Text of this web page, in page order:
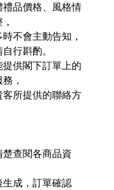
品價格、風格情
不會主動告知，
行斟酌。
供閣下訂單上的
，
所提供的聯絡方
查閱各商品資
成，訂單確認